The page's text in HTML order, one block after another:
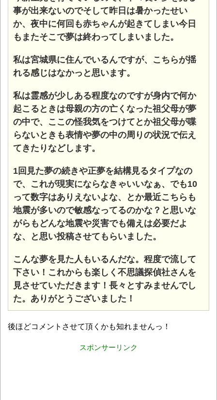
事が出来ないのでそして昨日は暑かったせい
か、夜中に何回も赤ちゃんが起きてしまい今日
もまたそこで夢は終わってしまいました。
私は宮城県に住んでいるんですが、こちらが揺
れる感じはなかっと思います。
私は霊感が少しある程度なのですが身内で何か
起こるときは母親の方の亡くなった祖父母が夢
の中で、ここの怪我気をつけてとか祖父母が喋
らないときも表情や夢の中の周りの状況で伝え
てきたりなどします。
1回見た夢の続きや正夢を結構見るタイプなの
で、これが現実にならなきゃいいなぁ、でも10
って数字はありえないよな、とか最近こちらも
地震が多いので敏感なってるのかな？と思いな
がらもどんな地震や災害でも備えは必要だよ
な、と思い投稿させてもらいました。
こんな夢を見た人もいるんだな。程度で流して
下さい！これからも楽しく不思議探偵社さんを
見させていただきます！長々とすみませんでし
た。ありがとうございました！
後ほどコメントさせて頂くかも知れませんっ！
スポンサーリンク